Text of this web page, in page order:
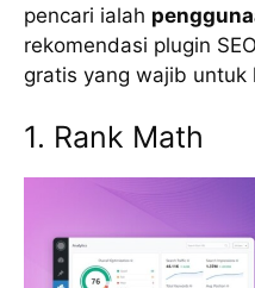
pencari ialah
rekomendasi plugin
gratis yang wajib untuk
1. Rank Math